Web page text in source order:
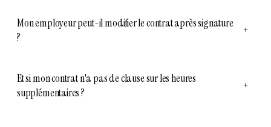
Mon employeur peut-il modifier le contrat après signature
?
+
Et si mon contrat n'a pas de clause sur les heures
supplémentaires ?
+